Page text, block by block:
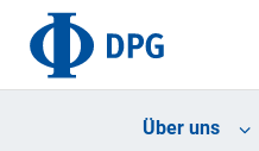
Über uns